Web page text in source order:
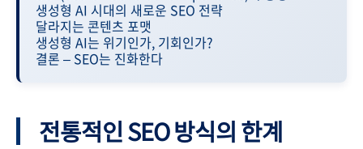
생성형 AI 시대의 새로운 SEO 전략
달라지는 콘텐츠 포맷
생성형 AI는 위기인가, 기회인가?
결론 – SEO는 진화한다
전통적인 SEO 방식의 한계